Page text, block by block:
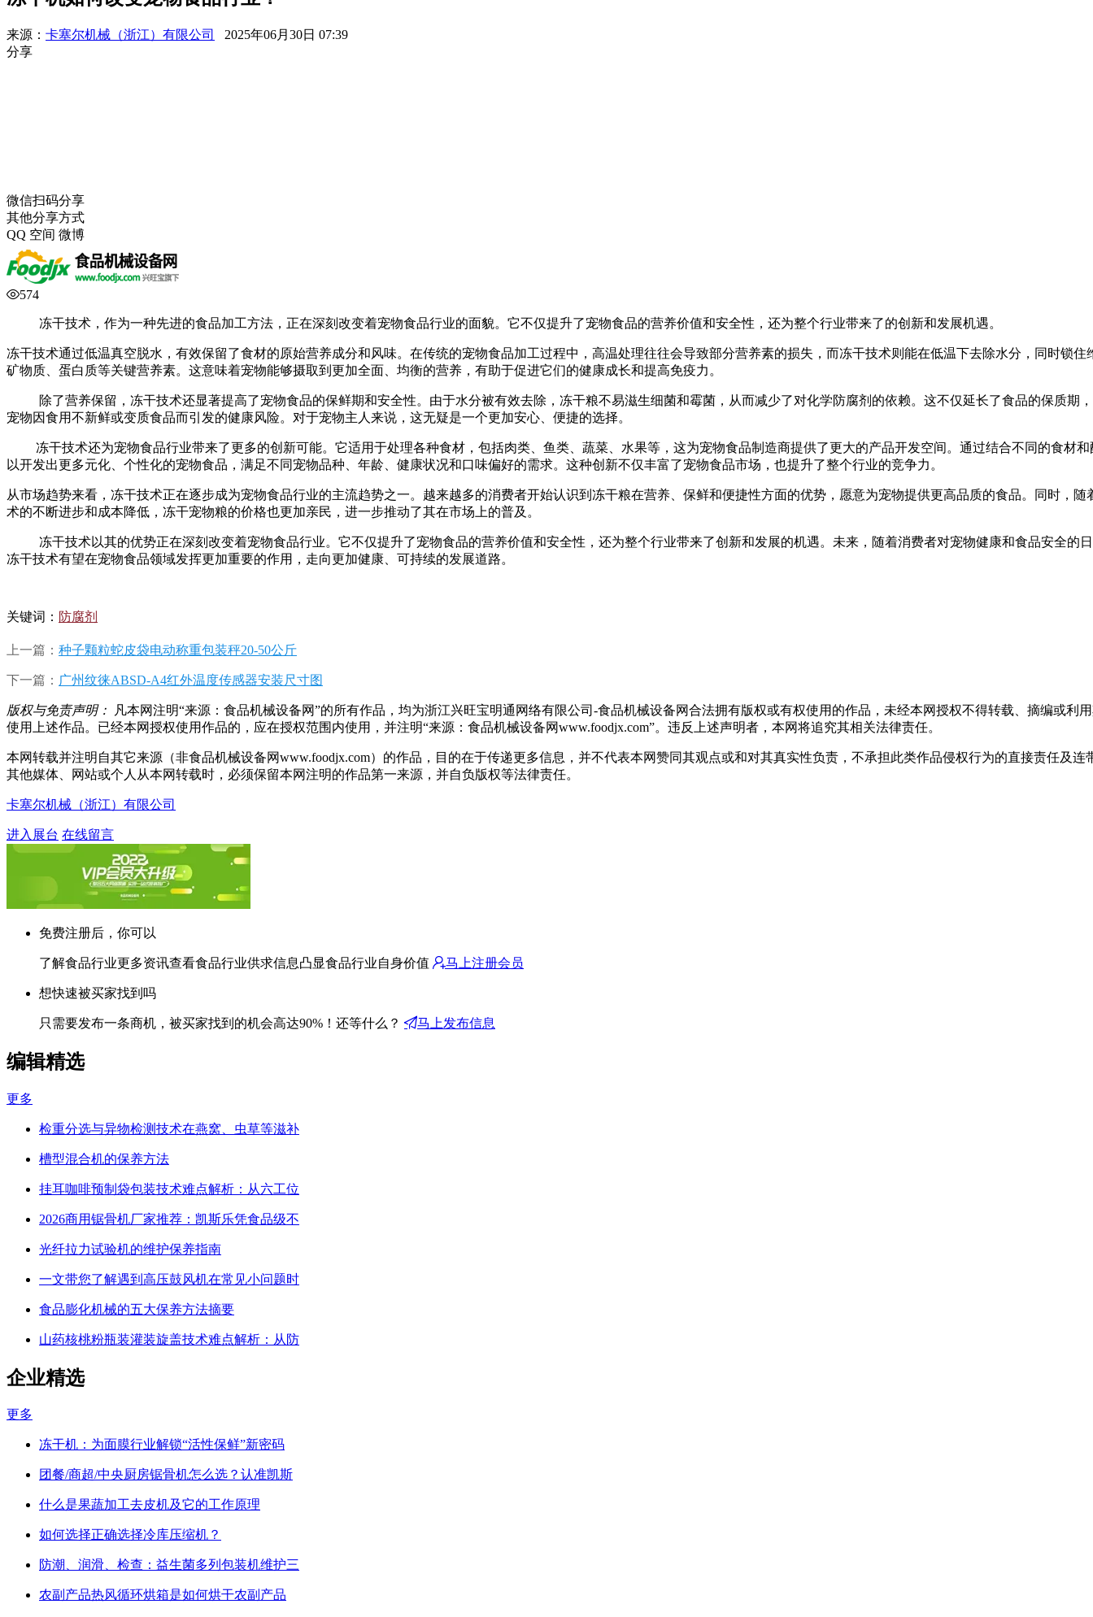
来源： 卡塞尔机械（浙江）有限公司
2025年06月30日 07:39
分享
微信扫码分享
其他分享方式
QQ 空间 微博
574
冻干技术，作为一种先进的食品加工方法，正在深刻改变着宠物食品行业的面貌。它不仅提升了宠物食品的营养价值和安全性，还为整个行业带来了的创新和发展机遇。
冻干技术通过低温真空脱水，有效保留了食材的原始营养成分和风味。在传统的宠物食品加工过程中，高温处理往往会导致部分营养素的损失，而冻干技术则能在低温下去除水分，同时锁住
矿物质、蛋白质等关键营养素。这意味着宠物能够摄取到更加全面、均衡的营养，有助于促进它们的健康成长和提高免疫力。
除了营养保留，冻干技术还显著提高了宠物食品的保鲜期和安全性。由于水分被有效去除，冻干粮不易滋生细菌和霉菌，从而减少了对化学防腐剂的依赖。这不仅延长了食品的保质期
宠物因食用不新鲜或变质食品而引发的健康风险。对于宠物主人来说，这无疑是一个更加安心、便捷的选择。
冻干技术还为宠物食品行业带来了更多的创新可能。它适用于处理各种食材，包括肉类、鱼类、蔬菜、水果等，这为宠物食品制造商提供了更大的产品开发空间。通过结合不同的食材和
以开发出更多元化、个性化的宠物食品，满足不同宠物品种、年龄、健康状况和口味偏好的需求。这种创新不仅丰富了宠物食品市场，也提升了整个行业的竞争力。
从市场趋势来看，冻干技术正在逐步成为宠物食品行业的主流趋势之一。越来越多的消费者开始认识到冻干粮在营养、保鲜和便捷性方面的优势，愿意为宠物提供更高品质的食品。同时，随
术的不断进步和成本降低，冻干宠物粮的价格也更加亲民，进一步推动了其在市场上的普及。
冻干技术以其的优势正在深刻改变着宠物食品行业。它不仅提升了宠物食品的营养价值和安全性，还为整个行业带来了创新和发展的机遇。未来，随着消费者对宠物健康和食品安全的
冻干技术有望在宠物食品领域发挥更加重要的作用，走向更加健康、可持续的发展道路。
关键词： 防腐剂
上一篇： 种子颗粒蛇皮袋电动称重包装秤20-50公斤
下一篇： 广州纹徕ABSD-A4红外温度传感器安装尺寸图
版权与免责声明：
凡本网注明“来源：食品机械设备网”的所有作品，均为浙江兴旺宝明通网络有限公司-食品机械设备网合法拥有版权或有权使用的作品，未经本网授权不得转载、摘编或利
使用上述作品。已经本网授权使用作品的，应在授权范围内使用，并注明“来源：食品机械设备网www.foodjx.com”。违反上述声明者，本网将追究其相关法律责任。
本网转载并注明自其它来源（非食品机械设备网www.foodjx.com）的作品，目的在于传递更多信息，并不代表本网赞同其观点或和对其真实性负责，不承担此类作品侵权行为的直接责任及连
其他媒体、网站或个人从本网转载时，必须保留本网注明的作品第一来源，并自负版权等法律责任。
卡塞尔机械（浙江）有限公司
进入展台 在线留言
免费注册后，你可以
了解食品行业更多资讯查看食品行业供求信息凸显食品行业自身价值 马上注册会员
想快速被买家找到吗
只需要发布一条商机，被买家找到的机会高达90%！还等什么？ 马上发布信息
编辑精选
更多
检重分选与异物检测技术在燕窝、虫草等滋补
槽型混合机的保养方法
挂耳咖啡预制袋包装技术难点解析：从六工位
2026商用锯骨机厂家推荐：凯斯乐凭食品级不
光纤拉力试验机的维护保养指南
一文带您了解遇到高压鼓风机在常见小问题时
食品膨化机械的五大保养方法摘要
山药核桃粉瓶装灌装旋盖技术难点解析：从防
企业精选
更多
冻干机：为面膜行业解锁“活性保鲜”新密码
团餐/商超/中央厨房锯骨机怎么选？认准凯斯
什么是果蔬加工去皮机及它的工作原理
如何选择正确选择冷库压缩机？
防潮、润滑、检查：益生菌多列包装机维护三
农副产品热风循环烘箱是如何烘干农副产品